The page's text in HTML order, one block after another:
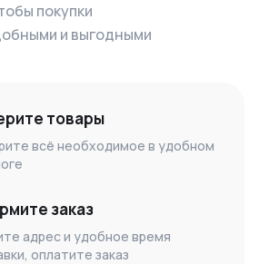
покупки
и выгодными
товары
всё необходимое в удобном
заказ
адрес и удобное время
оплатите заказ